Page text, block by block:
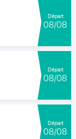
Départ
08/08
Départ
08/08
Départ
08/08